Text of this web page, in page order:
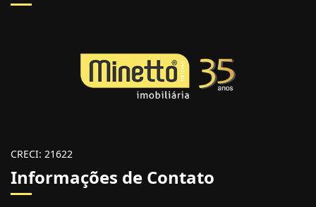
CRECI: 21622
Informações de Contato